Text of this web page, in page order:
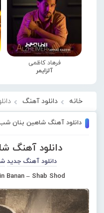
فرهاد کاظمی
آلزایمر
خانه دانلود آهنگ
دانلود آهنگ شاهین بنان
دانلود آهنگ
دانلود آهنگ جدید
Banan – Shab Shod